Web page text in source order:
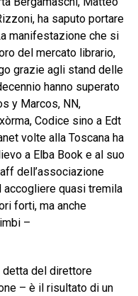
ha saputo portare
manifestazione che si
del mercato librario,
grazie agli stand delle
hanno superato
y Marcos, NN,
Codice sino a Edt
volte alla Toscana ha
a Elba Book e al suo
dell’associazione
accogliere quasi tremila
forti, ma anche
–
detta del direttore
– è il risultato di un